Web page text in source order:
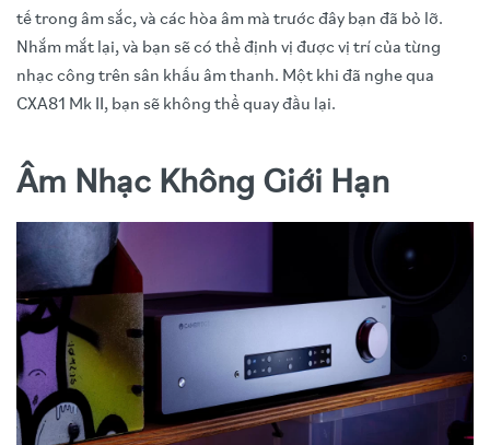
tế trong âm sắc, và các hòa âm mà trước đây bạn đã bỏ lỡ.
Nhắm mắt lại, và bạn sẽ có thể định vị được vị trí của từng
nhạc công trên sân khấu âm thanh. Một khi đã nghe qua
CXA81 Mk II, bạn sẽ không thể quay đầu lại.
Âm Nhạc Không Giới Hạn